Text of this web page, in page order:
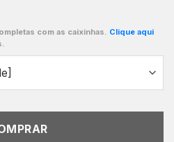
com as caixinhas. Clique aqui